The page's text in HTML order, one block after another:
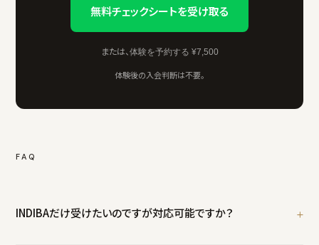
無料チェックシートを受け取る
または、 体験を予約する ¥7,500
体験後の入会判断は不要。
FAQ
INDIBAだけ受けたいのですが対応可能ですか？